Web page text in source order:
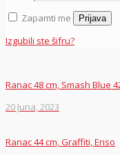
Zapamti me
Prijava
Izgubili ste šifru?
Ranac 48 cm, Smash Blue
20 Juna, 2023
Ranac 44 cm, Graffiti, Enso